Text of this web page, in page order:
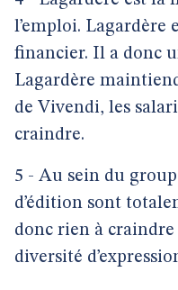
l’emploi.
financier. Il a donc
Lagardère
de Vivendi, les
craindre.
5 - Au sein du
d’édition sont
donc rien à
diversité